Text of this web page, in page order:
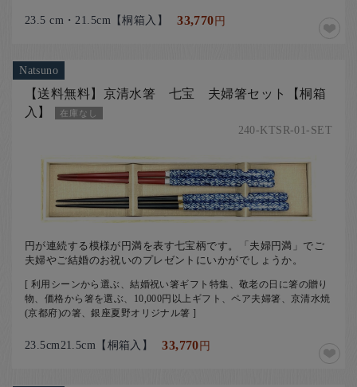
23.5 cm・21.5cm【桐箱入】 33,770円
Natsuno
【送料無料】京清水箸 七宝 夫婦箸セット【桐箱
入】
在庫なし
240-KTSR-01-SET
円が連続する模様が円満を表す七宝柄です。「夫婦円満」でご
夫婦やご結婚のお祝いのプレゼントにいかがでしょうか。
[ 利用シーンから選ぶ、結婚祝い箸ギフト特集、敬老の日に箸の贈り
物、価格から箸を選ぶ、10,000円以上ギフト、ペア夫婦箸、京清水焼
(京都府)の箸、銀座夏野オリジナル箸 ]
23.5cm21.5cm【桐箱入】 33,770円